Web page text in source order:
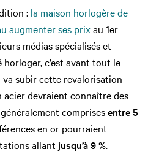
: la maison horlogère de
augmenter ses prixau 1er
médias spécialisés et
c’est avant tout le
subir cette revalorisation
acier devraient connaître des
comprisesentre 5
en or pourraient
allant jusqu’à 9 %.